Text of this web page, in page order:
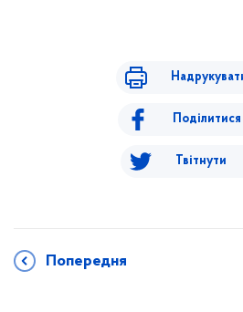
Поділитися
Твітнути
Попередня